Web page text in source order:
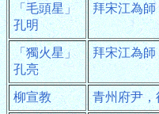
「毛頭星」
孔明
拜宋江為
「獨火星」
孔亮
拜宋江為
柳宣教 青州府尹